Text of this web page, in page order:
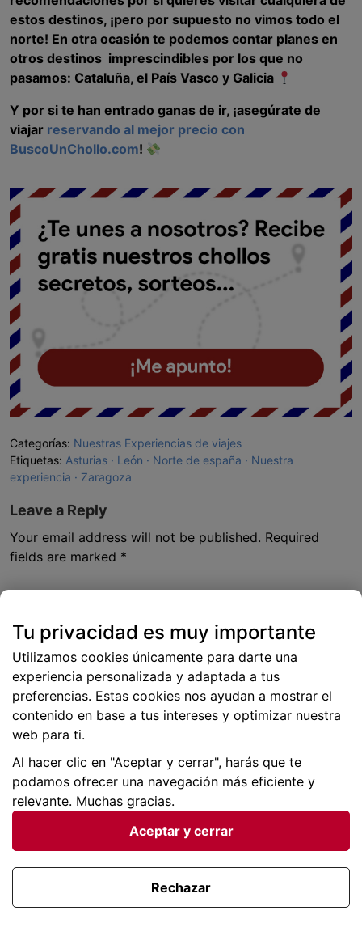
estos destinos, ¡pero por supuesto no vimos todo el
norte! En otra ocasión te podemos contar planes en
otros destinos imprescindibles por los que no
pasamos: Cataluña, el País Vasco y Galicia
Y por si te han entrado ganas de ir, ¡asegúrate de
viajar reservando al mejor precio con
BuscoUnChollo.com!
Categorías: Nuestras Experiencias de viajes
Etiquetas: Asturias León Norte de españa
Nuestra
experiencia
Zaragoza
Leave a Reply
Your email address will not be published. Required
fields are marked *
Name*
Email*
Save my name, email, and website in this browser
Tu privacidad es muy importante
Utilizamos cookies únicamente para darte una
experiencia personalizada y adaptada a tus
preferencias. Estas cookies nos ayudan a mostrar el
contenido en base a tus intereses y optimizar nuestra
web para ti.
Al hacer clic en "Aceptar y cerrar", harás que te
podamos ofrecer una navegación más eficiente y
relevante. Muchas gracias.
Aceptar y cerrar
Rechazar